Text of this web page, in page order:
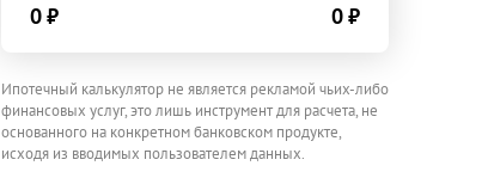
0 ₽ 0 ₽
Ипотечный калькулятор не является рекламой чьих-либо
финансовых услуг, это лишь инструмент для расчета, не
основанного на конкретном банковском продукте,
исходя из вводимых пользователем данных.